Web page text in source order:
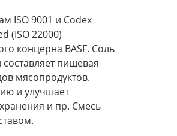
ISO 9001 и Codex
(ISO 22000)
концерна BASF. Соль
пищевая
мясопродуктов.
и улучшает
и пр. Смесь